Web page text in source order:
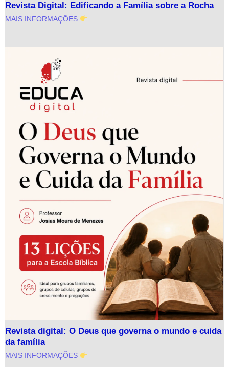
Revista Digital: Edificando a Família sobre a Rocha
MAIS INFORMAÇÕES
Revista digital: O Deus que governa o mundo e cuida
da família
MAIS INFORMAÇÕES